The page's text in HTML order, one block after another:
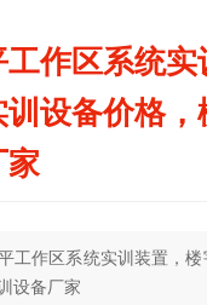
作区系统
训设备价格
家
工作区系统实训装置，楼
设备厂家